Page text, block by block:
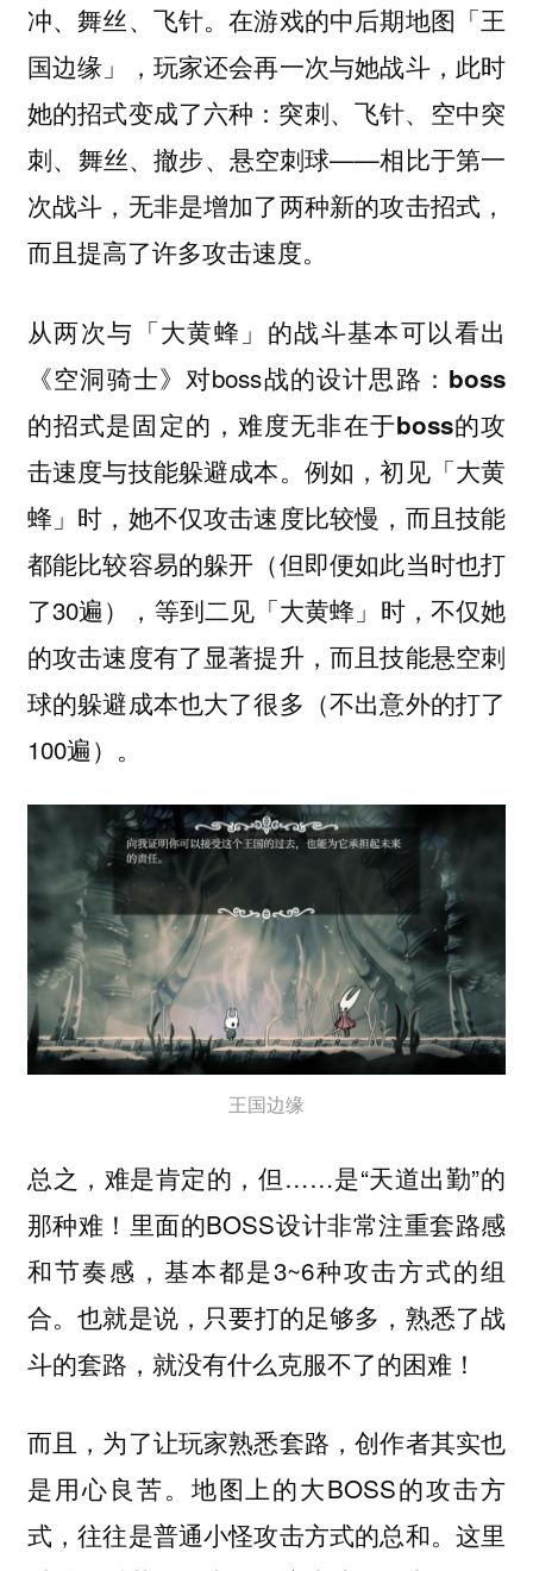
冲、舞丝、飞针。在游戏的中后期地图「王
国边缘」，玩家还会再一次与她战斗，此时
她的招式变成了六种：‌突刺‌、‌飞针‌、‌空中突
刺‌、‌舞丝‌、‌撤步‌、‌悬空刺球‌——相比于第一
次战斗，无非是增加了两种新的攻击招式，
而且提高了许多攻击速度。
从两次与「大黄蜂」的战斗基本可以看出
《空洞骑士》对boss战的设计思路： boss
的招式是固定的，难度无非在于boss的攻
击速度与技能躲避成本。 例如，初见「大黄
蜂」时，她不仅攻击速度比较慢，而且技能
都能比较容易的躲开（但即便如此当时也打
了30遍），等到二见「大黄蜂」时，不仅她
的攻击速度有了显著提升，而且技能悬空刺
球的躲避成本也大了很多（不出意外的打了
100遍）。
王国边缘
总之，难是肯定的，但……是“天道出勤”的
那种难！里面的BOSS设计非常注重套路感
和节奏感，基本都是3~6种攻击方式的组
合。也就是说， 只要打的足够多，熟悉了战
斗的套路，就没有什么克服不了的困难！
而且，为了让玩家熟悉套路，创作者其实也
是用心良苦。地图上的大BOSS的攻击方
式，往往是普通小怪攻击方式的总和。这里